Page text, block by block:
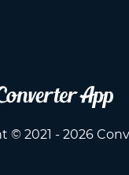
© 2021 - 2026